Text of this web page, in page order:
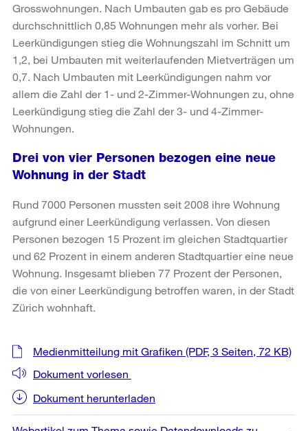
Grosswohnungen. Nach Umbauten gab es pro Gebäude
durchschnittlich 0,85 Wohnungen mehr als vorher. Bei
Leerkündigungen stieg die Wohnungszahl im Schnitt um
1,2, bei Umbauten mit weiterlaufenden Mietverträgen um
0,7. Nach Umbauten mit Leerkündigungen nahm vor
allem die Zahl der 1- und 2-Zimmer-Wohnungen zu, ohne
Leerkündigung stieg die Zahl der 3- und 4-Zimmer-
Wohnungen.
Drei von vier Personen bezogen eine neue
Wohnung in der Stadt
Rund 7000 Personen mussten seit 2008 ihre Wohnung
aufgrund einer Leerkündigung verlassen. Von diesen
Personen bezogen 15 Prozent im gleichen Stadtquartier
und 62 Prozent in einem anderen Stadtquartier eine neue
Wohnung. Insgesamt blieben 77 Prozent der Personen,
die von einer Leerkündigung betroffen waren, in der Stadt
Zürich wohnhaft.
Weitere
Informationen
Medienmitteilung mit Grafiken (PDF, 3 Seiten, 72 KB)
Dokument vorlesen
Dokument herunterladen